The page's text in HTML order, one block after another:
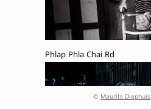
Phlap Phla Chai Rd
© Maurits Diephuis